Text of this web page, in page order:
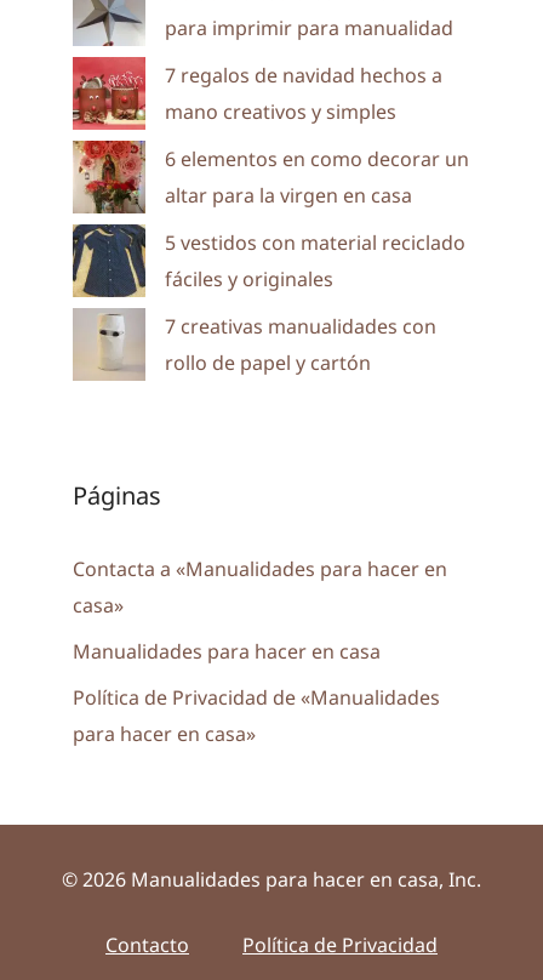
para imprimir para manualidad
7 regalos de navidad hechos a
mano creativos y simples
6 elementos en como decorar un
altar para la virgen en casa
5 vestidos con material reciclado
fáciles y originales
7 creativas manualidades con
rollo de papel y cartón
Páginas
Contacta a «Manualidades para hacer en
casa»
Manualidades para hacer en casa
Política de Privacidad de «Manualidades
para hacer en casa»
© 2026 Manualidades para hacer en casa, Inc.
Contacto Política de Privacidad